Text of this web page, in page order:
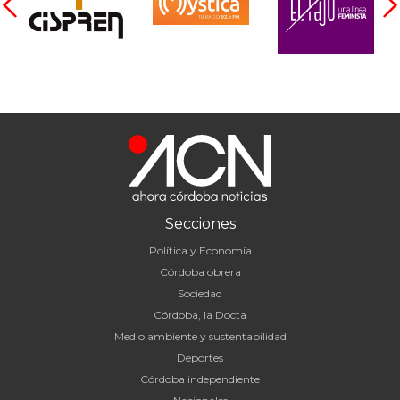
Secciones
Política y Economía
Córdoba obrera
Sociedad
Córdoba, la Docta
Medio ambiente y sustentabilidad
Deportes
Córdoba independiente